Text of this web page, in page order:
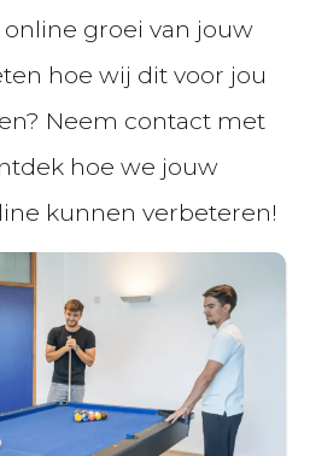
groei van jouw
hoe wij dit voor jou
Neem contact met
hoe we jouw
kunnen verbeteren!